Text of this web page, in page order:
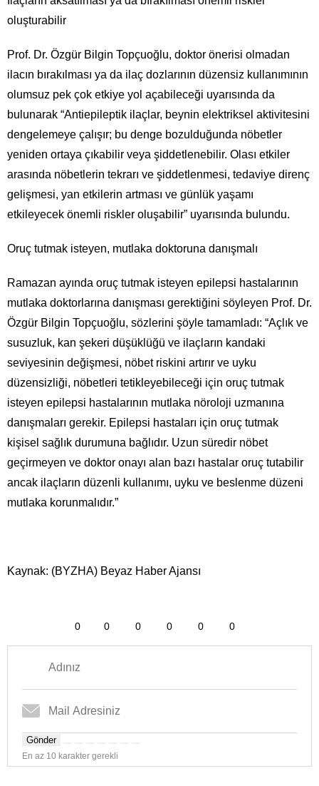
oluşturabilir
Prof. Dr. Özgür Bilgin Topçuoğlu, doktor önerisi olmadan
ilacın bırakılması ya da ilaç dozlarının düzensiz kullanımının
olumsuz pek çok etkiye yol açabileceği uyarısında da
bulunarak “Antiepileptik ilaçlar, beynin elektriksel aktivitesini
dengelemeye çalışır; bu denge bozulduğunda nöbetler
yeniden ortaya çıkabilir veya şiddetlenebilir. Olası etkiler
arasında nöbetlerin tekrarı ve şiddetlenmesi, tedaviye direnç
gelişmesi, yan etkilerin artması ve günlük yaşamı
etkileyecek önemli riskler oluşabilir” uyarısında bulundu.
Oruç tutmak isteyen, mutlaka doktoruna danışmalı
Ramazan ayında oruç tutmak isteyen epilepsi hastalarının
mutlaka doktorlarına danışması gerektiğini söyleyen Prof. Dr.
Özgür Bilgin Topçuoğlu, sözlerini şöyle tamamladı: “Açlık ve
susuzluk, kan şekeri düşüklüğü ve ilaçların kandaki
seviyesinin değişmesi, nöbet riskini artırır ve uyku
düzensizliği, nöbetleri tetikleyebileceği için oruç tutmak
isteyen epilepsi hastalarının mutlaka nöroloji uzmanına
danışmaları gerekir. Epilepsi hastaları için oruç tutmak
kişisel sağlık durumuna bağlıdır. Uzun süredir nöbet
geçirmeyen ve doktor onayı alan bazı hastalar oruç tutabilir
ancak ilaçların düzenli kullanımı, uyku ve beslenme düzeni
mutlaka korunmalıdır.”
Kaynak: (BYZHA) Beyaz Haber Ajansı
0 0 0 0 0 0
Gönder
En az 10 karakter gerekli